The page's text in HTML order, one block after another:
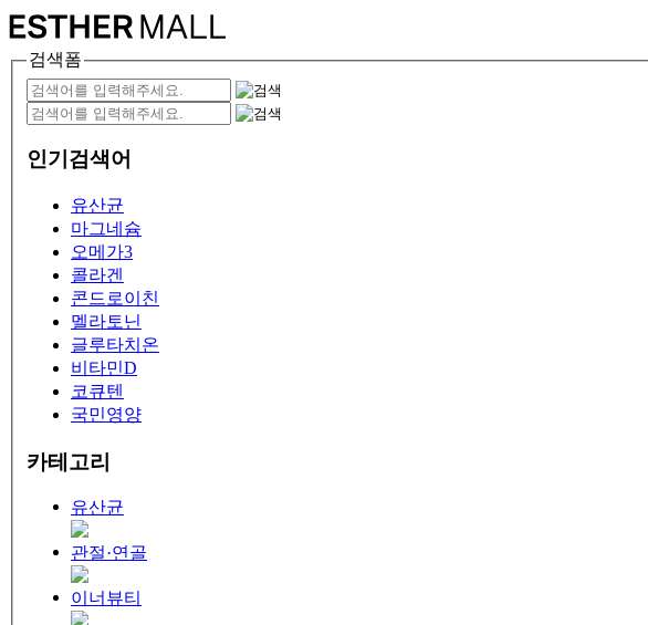
검색폼
인기검색어
유산균
마그네슘
오메가3
콜라겐
콘드로이친
멜라토닌
글루타치온
비타민D
코큐텐
국민영양
카테고리
유산균
관절·연골
이너뷰티